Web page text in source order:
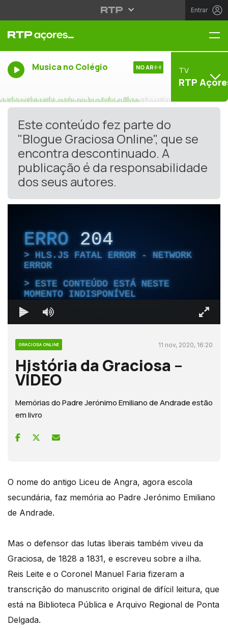
Entrar
Musica no Colégio NO AR TV
RTP
Este conteúdo fez parte do
"Blogue Graciosa Online", que se
encontra descontinuado. A
publicação é da responsabilidade
dos seus autores.
ERRO204
HLS.JS FATAL ERROR - NETWORK
ERROR
ESTE CONTEÚDO ESTÁ NESTE
MOMENTO INDISPONÍVEL
GRACIOSA ONLINE 11 nov, 2020, 16:20
História da Graciosa –
VÍDEO
Memórias do Padre Jerónimo Emiliano de Andrade estão
em livro
O nome do antigo Liceu de Angra, agora escola
secundária, faz memória ao Padre Jerónimo Emiliano
de Andrade.
Mas o defensor das lutas liberais também viveu da
Graciosa, de 1828 a 1831, e escreveu sobre a ilha.
Reis Leite e o Coronel Manuel Faria fizeram a
transcrição do manuscrito original de difícil leitura, que
está na Biblioteca Pública e Arquivo Regional de Ponta
Delgada.